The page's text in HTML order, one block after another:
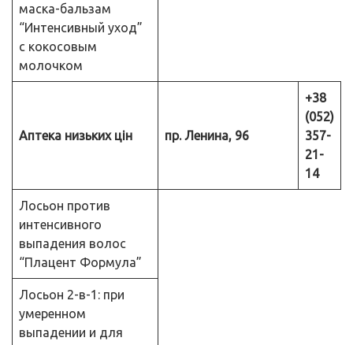
маска-бальзам
“Интенсивный уход”
с кокосовым
молочком
Аптека низьких цін пр. Ленина, 96
+38
(052)
357-
21-
14
Лосьон против
интенсивного
выпадения волос
“Плацент Формула”
Лосьон 2-в-1: при
умеренном
выпадении и для